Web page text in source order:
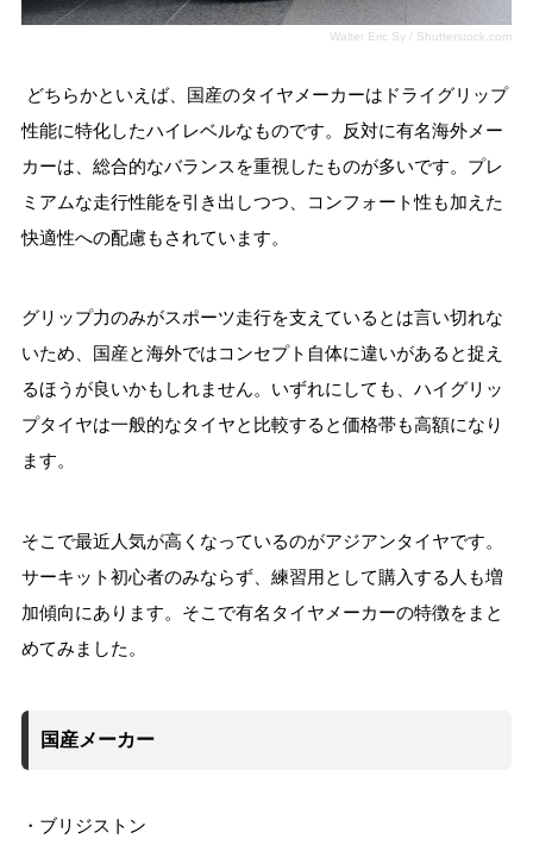
Walter Eric Sy / Shutterstock.com
どちらかといえば、国産のタイヤメーカーはドライグリップ
性能に特化したハイレベルなものです。反対に有名海外メー
カーは、総合的なバランスを重視したものが多いです。プレ
ミアムな走行性能を引き出しつつ、コンフォート性も加えた
快適性への配慮もされています。
グリップ力のみがスポーツ走行を支えているとは言い切れな
いため、国産と海外ではコンセプト自体に違いがあると捉え
るほうが良いかもしれません。いずれにしても、ハイグリッ
プタイヤは一般的なタイヤと比較すると価格帯も高額になり
ます。
そこで最近人気が高くなっているのがアジアンタイヤです。
サーキット初心者のみならず、練習用として購入する人も増
加傾向にあります。そこで有名タイヤメーカーの特徴をまと
めてみました。
国産メーカー
・ブリジストン